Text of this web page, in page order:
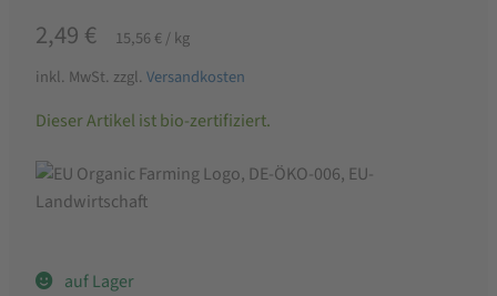
2,49 € 15,56 €/kg
inkl. MwSt. zzgl. Versandkosten
Dieser Artikel ist bio-zertifiziert.
auf Lager